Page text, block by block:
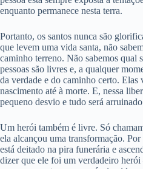
enquanto permanece nesta terra.
Portanto, os santos nunca são
que levem uma vida santa, não
caminho terreno. Não sabemos qual
pessoas são livres e, a qualquer
da verdade e do caminho certo. Elas
nascimento até à morte. E, nessa
pequeno desvio e tudo será
Um herói também é livre. Só
ela alcançou uma transformação.
está deitado na pira funerária e
dizer que ele foi um verdadeiro